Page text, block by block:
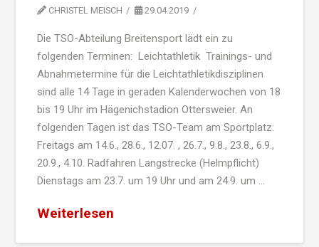
CHRISTEL MEISCH 29.04.2019
Die TSO-Abteilung Breitensport lädt ein zu
folgenden Terminen: Leichtathletik Trainings- und
Abnahmetermine für die Leichtathletikdisziplinen
sind alle 14 Tage in geraden Kalenderwochen von 18
bis 19 Uhr im Hägenichstadion Ottersweier. An
folgenden Tagen ist das TSO-Team am Sportplatz:
Freitags am 14.6., 28.6., 12.07. , 26.7., 9.8., 23.8., 6.9.,
20.9., 4.10. Radfahren Langstrecke (Helmpflicht)
Dienstags am 23.7. um 19 Uhr und am 24.9. um …
Weiterlesen